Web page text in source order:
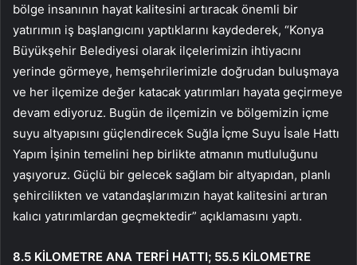
bölge insanının hayat kalitesini artıracak önemli bir
yatırımın iş başlangıcını yaptıklarını kaydederek, “Konya
Büyükşehir Belediyesi olarak ilçelerimizin ihtiyacını
yerinde görmeye, hemşehrilerimizle doğrudan buluşmaya
ve her ilçemize değer katacak yatırımları hayata geçirmeye
devam ediyoruz. Bugün de ilçemizin ve bölgemizin içme
suyu altyapısını güçlendirecek Suğla İçme Suyu İsale Hattı
Yapım İşinin temelini hep birlikte atmanın mutluluğunu
yaşıyoruz. Güçlü bir gelecek sağlam bir altyapıdan, planlı
şehircilikten ve vatandaşlarımızın hayat kalitesini artıran
kalıcı yatırımlardan geçmektedir” açıklamasını yaptı.
8.5 KİLOMETRE ANA TERFİ HATTI; 55.5 KİLOMETRE